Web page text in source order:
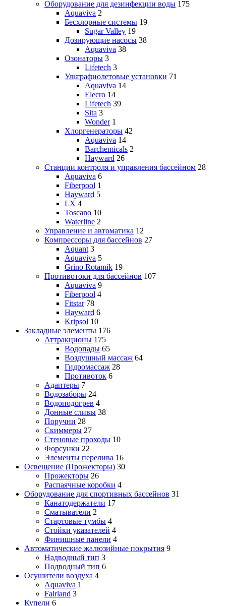
Оборудование для дезинфекции воды 175
Aquaviva 2
Бесхлорные системы 19
Sugar Valley 19
Дозирующие насосы 38
Aquaviva 38
Озонаторы 3
Lifetech 3
Ультрафиолетовые установки 71
Aquaviva 14
Elecro 14
Lifetech 39
Sita 3
Wonder 1
Хлоргенераторы 42
Aquaviva 14
Barchemicals 2
Hayward 26
Станции контроля и управления бассейном 28
Aquaviva 6
Fiberpool 1
Hayward 5
LX 4
Toscano 10
Waterline 2
Управление и автоматика 12
Компрессоры для бассейнов 27
Aquant 3
Aquaviva 5
Grino Rotamik 19
Противотоки для бассейнов 107
Aquaviva 9
Fiberpool 4
Fitstar 78
Hayward 6
Kripsol 10
Закладные элементы 176
Аттракционы 175
Водопады 65
Воздушный массаж 64
Гидромассаж 28
Противоток 6
Адаптеры 7
Водозаборы 24
Водоподогрев 4
Донные сливы 38
Поручни 28
Скиммеры 27
Стеновые проходы 10
Форсунки 22
Элементы перелива 16
Освещение (Прожекторы) 30
Прожекторы 26
Распаячные коробки 4
Оборудование для спортивных бассейнов 31
Канатодержатели 17
Сматыватели 2
Стартовые тумбы 4
Стойки указателей 4
Финишные панели 4
Автоматические жалюзийные покрытия 9
Надводный тип 3
Подводный тип 6
Осушители воздуха 4
Aquaviva 1
Fairland 3
Купели 6